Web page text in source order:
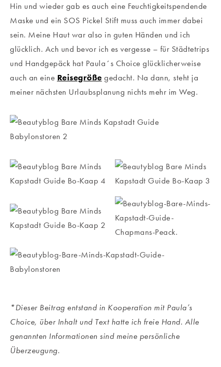
Hin und wieder gab es auch eine Feuchtigkeitspendende
Maske und ein SOS Pickel Stift muss auch immer dabei
sein. Meine Haut war also in guten Händen und ich
glücklich. Ach und bevor ich es vergesse – für Städtetrips
und Handgepäck hat Paula´s Choice glücklicherweise
auch an eine Reisegröße gedacht. Na dann, steht ja
meiner nächsten Urlaubsplanung nichts mehr im Weg.
*Dieser Beitrag entstand in Kooperation mit Paula’s
Choice, über Inhalt und Text hatte ich freie Hand. Alle
genannten Informationen sind meine persönliche
Überzeugung.